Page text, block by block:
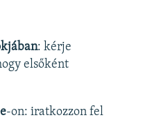
: kérje
elsőként
-on: iratkozzon fel